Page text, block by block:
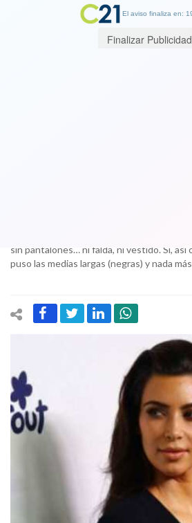
sin pantalones… ni falda, ni vestido. Sí, así
puso las medias largas (negras) y nada
El aviso finaliza en:
Finalizar Publicidad